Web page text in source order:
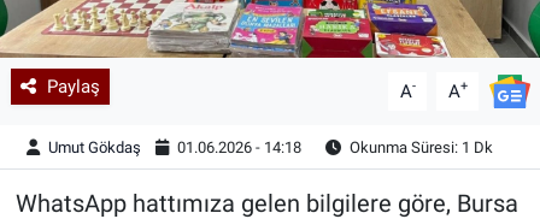
Paylaş A- A+
Umut Gökdaş 01.06.2026 - 14:18 Okunma Süresi: 1 Dk
WhatsApp hattımıza gelen bilgilere göre, Bursa